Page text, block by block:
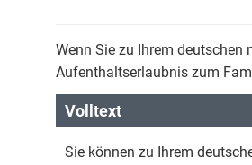
Wenn Sie zu Ihrem deutschen
Aufenthaltserlaubnis zum
Volltext
Sie können zu Ihrem